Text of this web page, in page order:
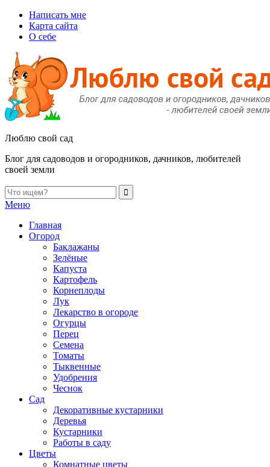
Написать мне
Карта сайта
О себе
Люблю свой сад
Блог для садоводов и огородников, дачников, любителей
своей земли
Меню
Главная
Огород
Баклажаны
Зелёные
Капуста
Картофель
Корнеплоды
Лук
Лекарство в огороде
Огурцы
Перец
Семена
Томаты
Тыквенные
Удобрения
Чеснок
Сад
Декоративные кустарники
Деревья
Кустарники
Работы в саду
Цветы
Комнатные цветы